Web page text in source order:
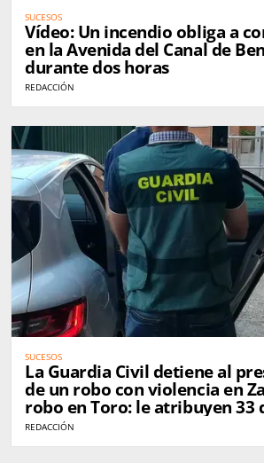
SUCESOS
Vídeo: Un incendio obliga a
en la Avenida del Canal de
durante dos horas
REDACCIÓN
SUCESOS
La Guardia Civil detiene al
de un robo con violencia en
robo en Toro: le atribuyen 33
REDACCIÓN